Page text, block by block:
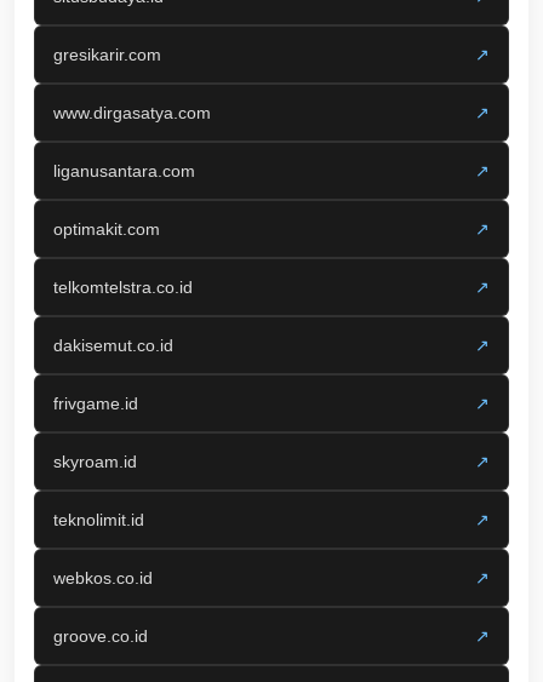
gresikarir.com ↗
www.dirgasatya.com ↗
liganusantara.com ↗
optimakit.com ↗
telkomtelstra.co.id ↗
dakisemut.co.id ↗
frivgame.id ↗
skyroam.id ↗
teknolimit.id ↗
webkos.co.id ↗
groove.co.id ↗